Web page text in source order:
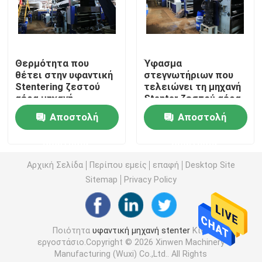
Υφαντική αποξηραντική μηχανή
Μηχανή ρύθμισης θερμότητας υφάσματος
Υφαντική μηχανή λήξης
υφαντική βάφοντας μηχανή
Μηχανή υφαντικής εκτύπωσης
Πέστε την αποξηραντική μηχανή
Θερμότητα που
θέτει στην υφαντική
Stentering ζεστού
αέρα μηχανή
υφάσματος για το
ανοικτό πλεκτό
πλάτος ύφασμα
Αποστολή
Ύφασμα
στεγνωτήριων που
τελειώνει τη μηχανή
Stenter ζεστού αέρα
185KW για τα
υφαμένα υφάσματα
Αποστολή
Αρχική Σελίδα Περίπου εμείς επαφή
Desktop Site
Sitemap
Privacy Policy
Ποιότητα υφαντική μηχανή stenterΚίνα
εργοστάσιο.Copyright © 2026 Xinwen Machinery
Manufacturing (Wuxi) Co.,Ltd.. All Rights